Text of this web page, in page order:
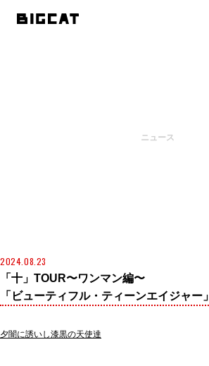
ニュース
2024.08.23
「十」TOUR〜ワンマン編〜
「ビューティフル・ティーンエイジャー」
夕闇に誘いし漆黒の天使達